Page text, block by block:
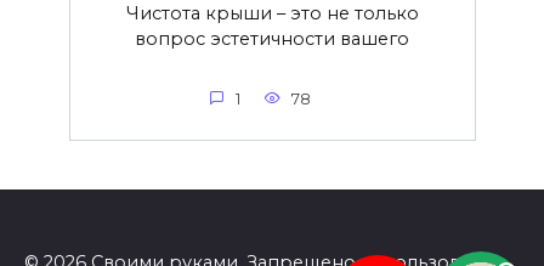
Чистота крыши – это не только
вопрос эстетичности вашего
1 78